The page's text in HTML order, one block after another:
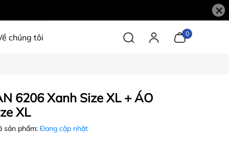
×
chúng tôi 0
6206 Xanh Size XL + ÁO
XL
sản phẩm: Đang cập nhật